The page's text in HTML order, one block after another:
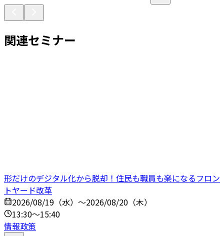
関連セミナー
形だけのデジタル化から脱却！住民も職員も楽になるフロン
トヤード改革
2026/08/19（水）～2026/08/20（木）
13:30～15:40
情報政策